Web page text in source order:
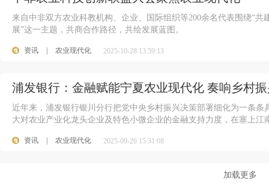
来自中非双方农业科教机构、企业、国际组织等200余名代表围绕“
展”这一主题，共商合作路径，共绘发展蓝图。
资讯 农业现代化 2025-10-28 13:59:13
浦发银行：金融赋能宁夏农业现代化 奏响乡村
近年来，浦发银行银川分行把党中央乡村振兴决策部署细化为一条
大对农业产业化龙头企业及特色小微企业的金融支持力度，在塞上江
资讯 农业现代化 2025-09-26 15:31:08
加载更多